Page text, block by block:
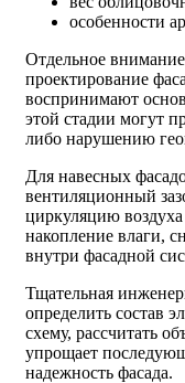
особенности
Отдельное
проектирование
воспринимают
этой стадии могут
либо нарушению
Для навесных
вентиляционный
циркуляцию
накопление влаги,
внутри фасадной
Тщательная
определить состав
схему, рассчитать
упрощает
надежность фасада.